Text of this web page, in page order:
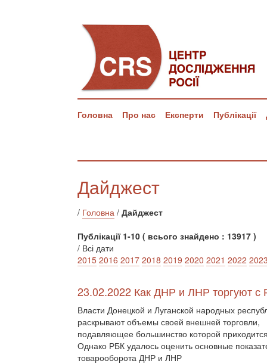
Головна Про нас Експерти Публікації
Дайджест
/ Головна / Дайджест
Публікації 1-10 ( всього знайдено : 13917 )
/ Всі дати
2015 2016 2017 2018 2019 2020 2021 2022
23.02.2022 Как ДНР и ЛНР торгуют с
Власти Донецкой и Луганской народных
раскрывают объемы своей внешней торговли,
подавляющее большинство которой
Однако РБК удалось оценить основные
товарооборота ДНР и ЛНР